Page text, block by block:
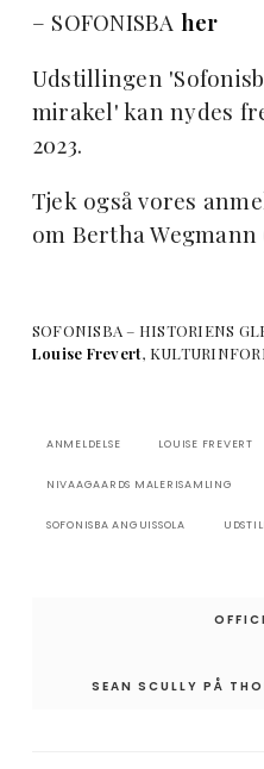
– SOFONISBA her
Udstillingen
mirakel' kan nydes
2023.
Tjek også vores
om Bertha Wegmann
SOFONISBA – HISTORIENS
Louise Frevert,
ANMELDELSE LOUISE FREVERT
NIVAAGAARDS MALERISAMLING
SOFONISBA ANGUISSOLA
Indlægsnavigation
SEAN SCULLY PÅ